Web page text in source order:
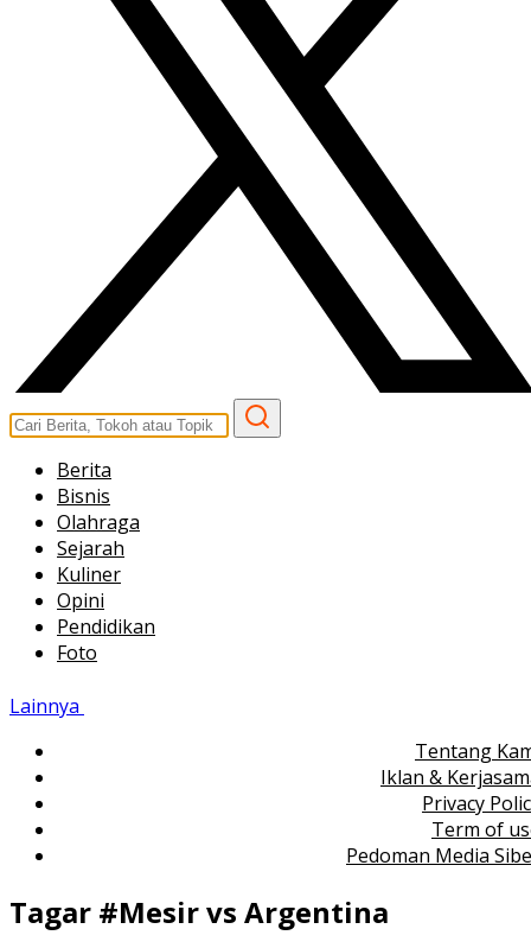
Berita
Bisnis
Olahraga
Sejarah
Kuliner
Opini
Pendidikan
Foto
Lainnya
Tentang
Iklan &
Privacy
Term of
Pedoman Media
Tagar #Mesir vs Argentina